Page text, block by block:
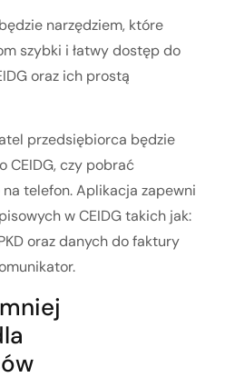
narzędziem, które
szybki i łatwy dostęp do
oraz ich prostą
przedsiębiorca będzie
CEIDG, czy pobrać
telefon. Aplikacja zapewni
w CEIDG takich jak:
oraz danych do faktury